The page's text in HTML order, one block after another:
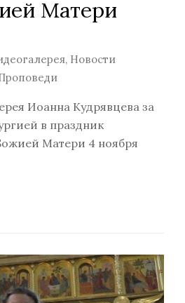
Матери
, Новости
Иоанна Кудрявцева за
в праздник
Матери 4 ноября